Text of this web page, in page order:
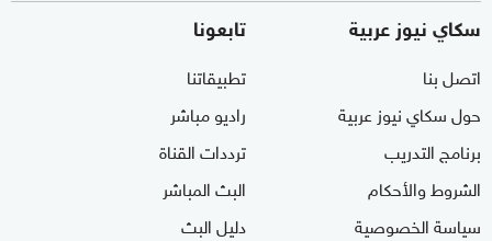
سكاي نيوز عربية
اتصل بنا
حول سكاي نيوز عربية
برنامج التدريب
الشروط والأحكام
سياسة الخصوصية
تابعونا
تطبيقاتنا
راديو مباشر
ترددات القناة
البث المباشر
دليل البث